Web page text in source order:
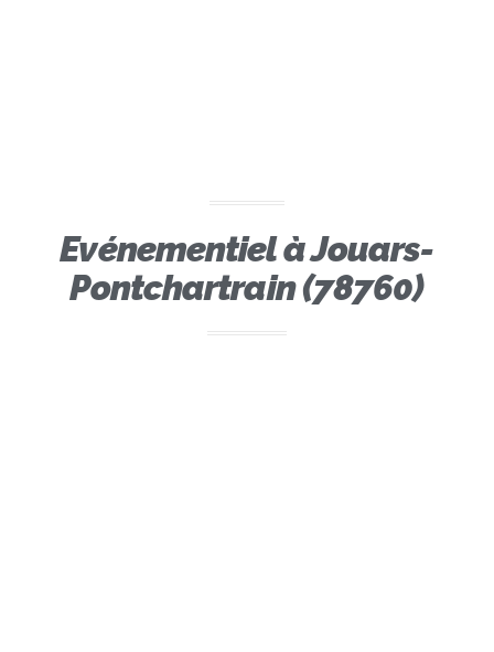
Evénementiel à Jouars-
Pontchartrain (78760)